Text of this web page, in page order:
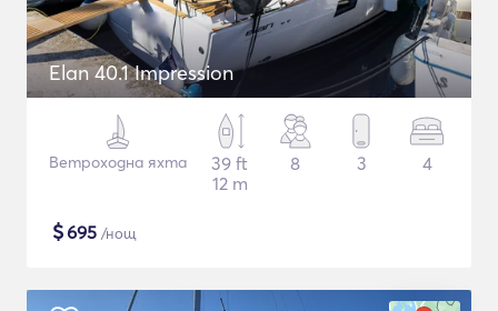
Elan 40.1 Impression
Ветроходна яхта
39 ft
12 m
8 3 4
$695 /нощ